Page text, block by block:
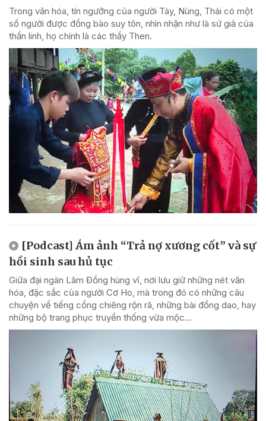
Trong văn hóa, tín ngưỡng của người Tày, Nùng, Thái có một
số người được đồng bào suy tôn, nhìn nhận như là sứ giả của
thần linh, họ chính là các thầy Then.
[Podcast] Ám ảnh “Trả nợ xương cốt” và sự
hồi sinh sau hủ tục
Giữa đại ngàn Lâm Đồng hùng vĩ, nơi lưu giữ những nét văn
hóa, đặc sắc của người Cơ Ho, mà trong đó có những câu
chuyện về tiếng cồng chiêng rộn rã, những bài đồng dao, hay
những bộ trang phục truyền thống vừa mộc...